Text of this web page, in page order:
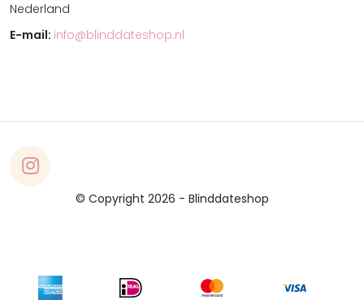
Nederland
E-mail: info@blinddateshop.nl
© Copyright 2026 - Blinddateshop